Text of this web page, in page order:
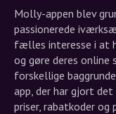
Molly-appen blev
passionerede
fælles interesse i at
og gøre deres online
forskellige
app, der har gjort
priser, rabatkoder